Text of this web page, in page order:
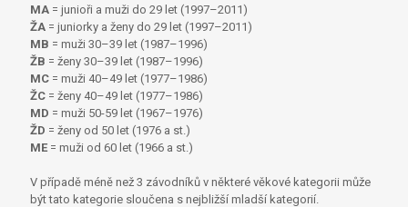
MA = junioři a muži do 29 let (1997–2011)
ŽA = juniorky a ženy do 29 let (1997–2011)
MB = muži 30–39 let (1987–1996)
ŽB = ženy 30–39 let (1987–1996)
MC = muži 40–49 let (1977–1986)
ŽC = ženy 40–49 let (1977–1986)
MD = muži 50-59 let (1967–1976)
ŽD = ženy od 50 let (1976 a st.)
ME = muži od 60 let (1966 a st.)
V případě méně než 3 závodníků v některé věkové kategorii může
být tato kategorie sloučena s nejbližší mladší kategorií.